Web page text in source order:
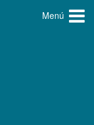
Menú